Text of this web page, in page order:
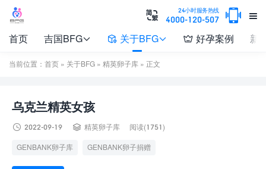

24小时服务热线
4000-120-507 

首页 吉国BFG  关于BFG  好孕案例 新
当前位置： 首页 » 关于BFG » 精英卵子库 » 正文
乌克兰精英女孩
 2022-09-19  精英卵子库 阅读(1751)
GENBANK卵子库 GENBANK卵子捐赠